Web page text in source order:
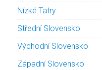
Nízké Tatry
Střední Slovensko
Východní Slovensko
Západní Slovensko